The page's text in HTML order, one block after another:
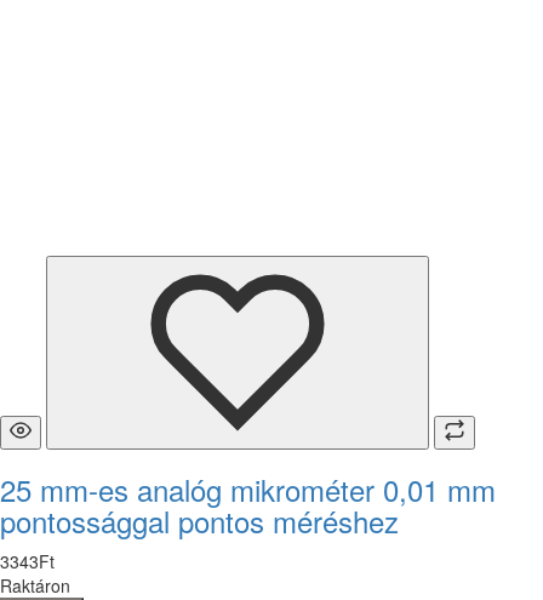
25 mm-es analóg mikrométer 0,01 mm
pontossággal pontos méréshez
3343Ft
Raktáron